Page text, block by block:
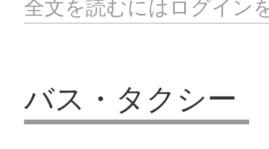
全文を読むにはログイン
バス・タクシー